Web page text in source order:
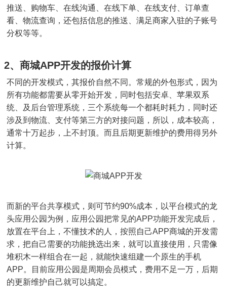
推送、购物车、在线沟通、在线下单、在线支付、订单查
看、物流查询，还包括信息的推送、满足商家入驻的子账号
分权等等。
2、商城APP开发的报价计算
不同的开发模式，其报价自然不同。常规的外包形式，因为
所有功能都需要从零开始开发，同时包括安卓、苹果双系
统、及后台管理系统，三个系统每一个都耗时耗力，同时还
涉及到物流、支付等第三方的对接问题，所以，成本较高，
通常十万起步，上不封顶。而且后期更新维护的费用得另外
计算。
而新的平台共享模式，则可节约90%成本，以平台模式的龙
头应用公园为例，应用公园把常见的APP功能开发完成后，
放置在平台上，不懂技术的人，按照自己APP商城的开发需
求，把自己需要的功能挑选出来，就可以直接使用，只需像
堆积木一样组合在一起，就能快速组建一个原生的手机
APP。目前应用公园是周期会员模式，费用不足一万，后期
的更新维护自己就可以搞定。